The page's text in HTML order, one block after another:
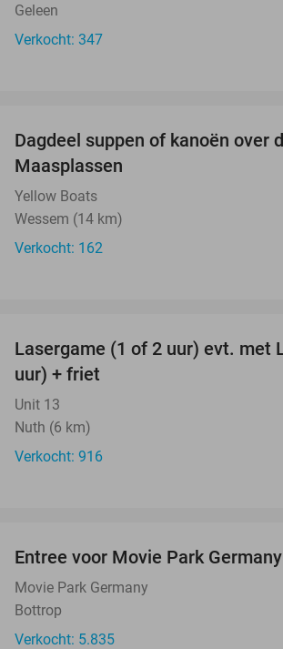
Geleen
Verkocht: 347
Dagdeel suppen of kanoën over
Maasplassen
Yellow Boats
Wessem (14 km)
Verkocht: 162
Lasergame (1 of 2 uur) evt. met
uur) + friet
Unit 13
Nuth (6 km)
Verkocht: 916
Entree voor Movie Park Germany
Movie Park Germany
Bottrop
Verkocht: 5.835